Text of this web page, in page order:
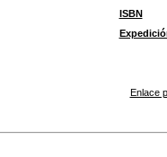
ISBN
Enlace